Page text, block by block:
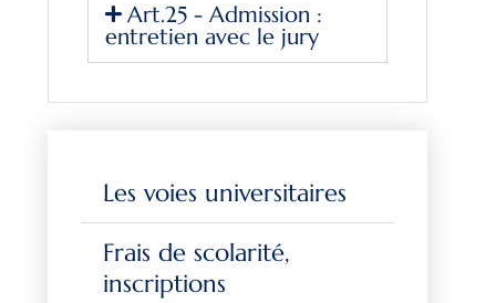
Art.25 - Admission :
entretien avec le jury
Les voies universitaires
Frais de scolarité,
inscriptions